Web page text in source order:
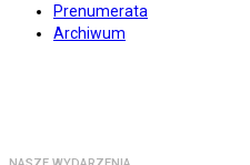
Prenumerata
Archiwum